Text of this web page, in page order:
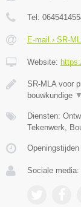
Tel:
E-mail › SR-
Website:
SR-MLA voor
bouwkundige ▼
Diensten:
Tekenwerk,
Openingstijden
Sociale media: